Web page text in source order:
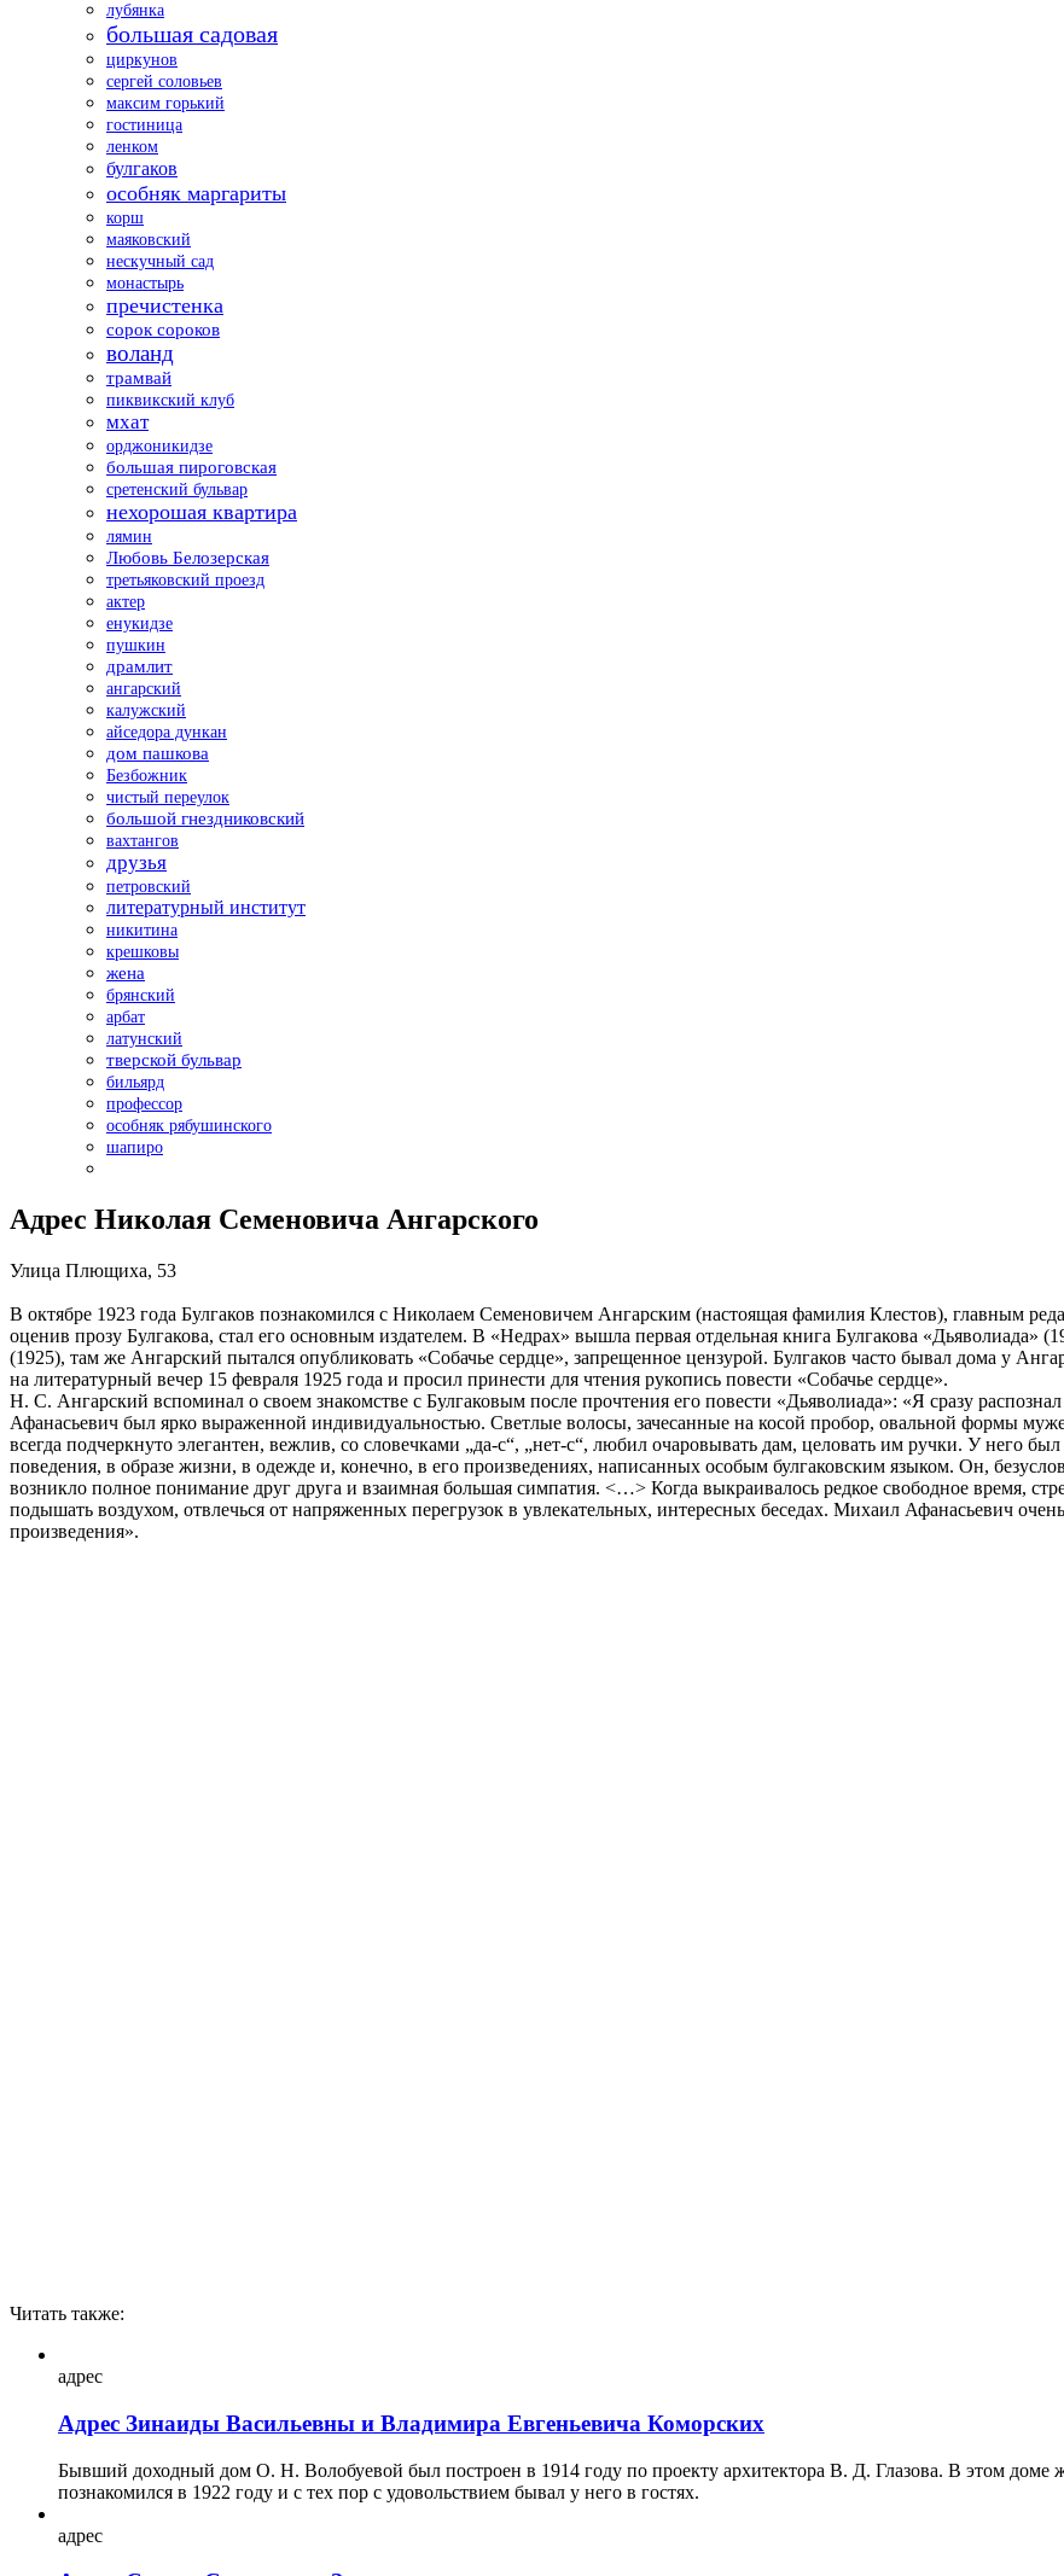
лубянка
большая садовая
циркунов
сергей соловьев
максим горький
гостиница
ленком
булгаков
особняк маргариты
корш
маяковский
нескучный сад
монастырь
пречистенка
сорок сороков
воланд
трамвай
пиквикский клуб
мхат
орджоникидзе
большая пироговская
сретенский бульвар
нехорошая квартира
лямин
Любовь Белозерская
третьяковский проезд
актер
енукидзе
пушкин
драмлит
ангарский
калужский
айседора дункан
дом пашкова
Безбожник
чистый переулок
большой гнездниковский
вахтангов
друзья
петровский
литературный институт
никитина
крешковы
жена
брянский
арбат
латунский
тверской бульвар
бильярд
профессор
особняк рябушинского
шапиро
Адрес Николая Семеновича Ангарского
Улица Плющиха, 53
В октябре 1923 года Булгаков познакомился с Николаем Семеновичем Ангарским (настоящая фамилия Клестов), главным
оценив прозу Булгакова, стал его основным издателем. В «Недрах» вышла первая отдельная книга Булгакова «Дьяволиада»
(1925), там же Ангарский пытался опубликовать «Собачье сердце», запрещенное цензурой. Булгаков часто бывал дома у
на литературный вечер 15 февраля 1925 года и просил принести для чтения рукопись повести «Собачье сердце».
Н. С. Ангарский вспоминал о своем знакомстве с Булгаковым после прочтения его повести «Дьяволиада»: «Я сразу
Афанасьевич был ярко выраженной индивидуальностью. Светлые волосы, зачесанные на косой пробор, овальной формы
всегда подчеркнуто элегантен, вежлив, со словечками „да-с“, „нет-с“, любил очаровывать дам, целовать им ручки. У него
поведения, в образе жизни, в одежде и, конечно, в его произведениях, написанных особым булгаковским языком. Он,
возникло полное понимание друг друга и взаимная большая симпатия. <…> Когда выкраивалось редкое свободное время,
подышать воздухом, отвлечься от напряженных перегрузок в увлекательных, интересных беседах. Михаил Афанасьевич
произведения».
Читать также:
адрес
Адрес Зинаиды Васильевны и Владимира Евгеньевича Коморских
Бывший доходный дом О. Н. Волобуевой был построен в 1914 году по проекту архитектора В. Д. Глазова. В этом доме
познакомился в 1922 году и с тех пор с удовольствием бывал у него в гостях.
адрес